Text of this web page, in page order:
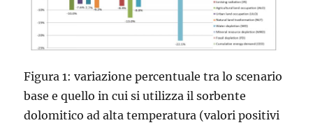
Figura 1: variazione percentuale tra lo scenario
base e quello in cui si utilizza il sorbente
dolomitico ad alta temperatura (valori positivi